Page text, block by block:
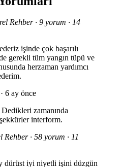
Rehber · 9 yorum · 14
işinde çok başarılı
gerekli tüm yangın tüpü ve
herzaman yardımcı
· 6 ay önce
zamanında
interform.
Rehber · 58 yorum · 11
dürüst iyi niyetli işini düzgün